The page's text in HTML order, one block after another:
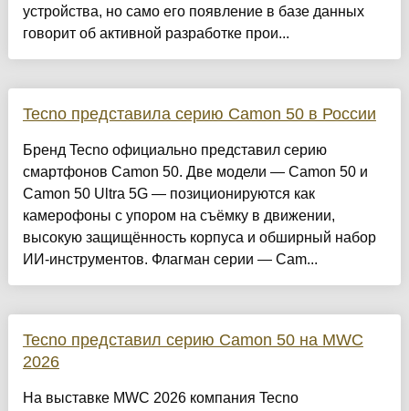
устройства, но само его появление в базе данных
говорит об активной разработке прои...
Tecno представила серию Camon 50 в России
Бренд Tecno официально представил серию
смартфонов Camon 50. Две модели — Camon 50 и
Camon 50 Ultra 5G — позиционируются как
камерофоны с упором на съёмку в движении,
высокую защищённость корпуса и обширный набор
ИИ-инструментов. Флагман серии — Cam...
Tecno представил серию Camon 50 на MWC
2026
На выставке MWC 2026 компания Tecno